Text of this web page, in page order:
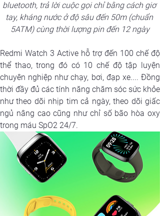
bluetooth, trả lời cuộc gọi chỉ bằng cách giơ
tay, kháng nước ở độ sâu đến 50m (chuẩn
5ATM) cùng thời lượng pin đến 12 ngày
Redmi Watch 3 Active hỗ trợ đến 100 chế độ
thể thao, trong đó có 10 chế độ tập luyện
chuyên nghiệp như chạy, bơi, đạp xe.... Đồng
thời đầy đủ các tính năng chăm sóc sức khỏe
như theo dõi nhịp tim cả ngày, theo dõi giấc
ngủ nâng cao cũng như chỉ số bão hòa oxy
trong máu SpO2 24/7.